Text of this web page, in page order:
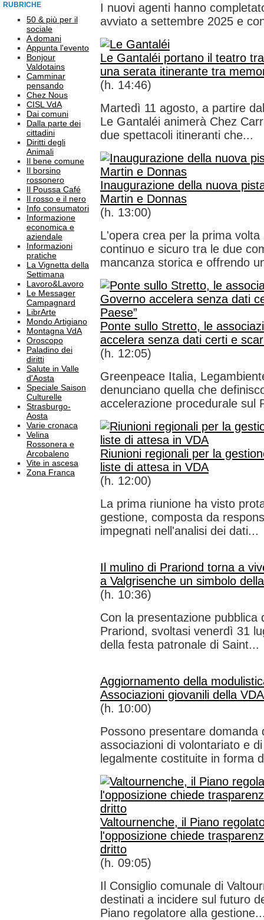
RUBRICHE
50 & più per il
sociale
A domani
Appunta l'evento
Bonjour
Valdotains
Camminar
pensando
Chez Nous
CISL VdA
Dai comuni
Dalla parte dei
cittadini
Diritti degli
Animali
Il bene comune
Il borsino
rossonero
Il Poussa Café
Il rosso e il nero
Info consumatori
Informazione
economica e
aziendale
Informazioni
pratiche
La Vignetta della
Settimana
Lavoro&Lavoro
Le Messager
Campagnard
LibrArte
Mondo Artigiano
Montagna VdA
Oroscopo
Paladino dei
diritti
Salute in Valle
d'Aosta
Speciale Saison
Culturelle
Strasburgo-
Aosta
Varie cronaca
Velina
Rossonera e
Arcobaleno
Vite in ascesa
Zona Franca
I nuovi agenti hanno
avviato a settembre 2025 e
Le Gantaléi portano il teatro
una serata itinerante tra
(h. 14:46)
Martedì 11 agosto, a partire
Le Gantaléi animerà Chez
due spettacoli itineranti che...
Inaugurazione della nuova
Martin e Donnas
(h. 13:00)
L'opera crea per la prima
continuo e sicuro tra le due
mancanza storica e offrendo
Ponte sullo Stretto, le
accelera senza dati certi e
(h. 12:05)
Greenpeace Italia,
denunciano quella che
accelerazione procedurale sul
Riunioni regionali per la
liste di attesa in VDA
(h. 12:00)
La prima riunione ha visto
gestione, composta da
impegnati nell'analisi dei dati...
Il mulino di Prariond torna a
a Valgrisenche un simbolo
(h. 10:36)
Con la presentazione pubblica
Prariond, svoltasi venerdì 31
della festa patronale di Saint...
Aggiornamento della
Associazioni giovanili della VDA
(h. 10:00)
Possono presentare domanda
associazioni di volontariato e
legalmente costituite in forma
Valtournenche, il Piano
l'opposizione chiede
dritto
(h. 09:05)
Il Consiglio comunale di
destinati a incidere sul futuro
Piano regolatore alla